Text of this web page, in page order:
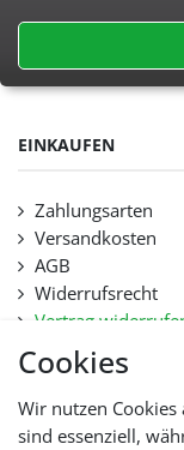
Cookies
Wir nutzen Cookies
sind essenziell,
EINKAUFEN
Zahlungsarten
Versandkosten
AGB
Widerrufsrecht
Vertrag
Datenschutz
Hilfe
Lieferfristen und
Lieferbeschränkung